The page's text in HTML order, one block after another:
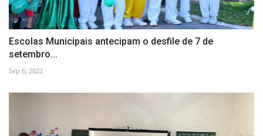
Escolas Municipais antecipam o desfile de 7 de
setembro...
Sep 6, 2022